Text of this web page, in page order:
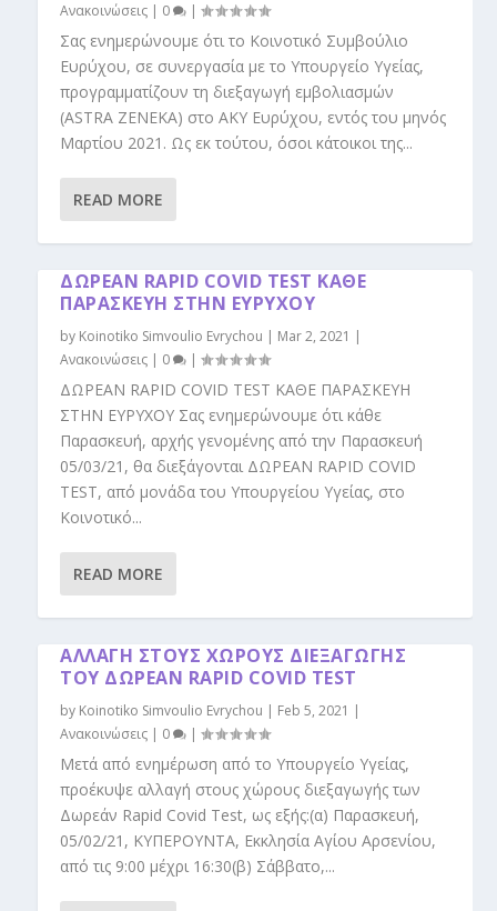
Ανακοινώσεις | 0 |
Σας ενημερώνουμε ότι το Κοινοτικό Συμβούλιο
Ευρύχου, σε συνεργασία με το Υπουργείο Υγείας,
προγραμματίζουν τη διεξαγωγή εμβολιασμών
(ASTRA ZENEKA) στο ΑΚΥ Ευρύχου, εντός του μηνός
Μαρτίου 2021. Ως εκ τούτου, όσοι κάτοικοι της...
READ MORE
ΔΩΡΕΑΝ RAPID COVID TEST ΚΑΘΕ
ΠΑΡΑΣΚΕΥΗ ΣΤΗΝ ΕΥΡΥΧΟΥ
by Koinotiko Simvoulio Evrychou | Mar 2, 2021 |
Ανακοινώσεις | 0 |
ΔΩΡΕΑΝ RAPID COVID TEST ΚΑΘΕ ΠΑΡΑΣΚΕΥΗ
ΣΤΗΝ ΕΥΡΥΧΟΥ Σας ενημερώνουμε ότι κάθε
Παρασκευή, αρχής γενομένης από την Παρασκευή
05/03/21, θα διεξάγονται ΔΩΡΕΑΝ RAPID COVID
TEST, από μονάδα του Υπουργείου Υγείας, στο
Κοινοτικό...
READ MORE
ΑΛΛΑΓΗ ΣΤΟΥΣ ΧΩΡΟΥΣ ΔΙΕΞΑΓΩΓΗΣ
ΤΟΥ ΔΩΡΕΑΝ RAPID COVID TEST
by Koinotiko Simvoulio Evrychou | Feb 5, 2021 |
Ανακοινώσεις | 0 |
Μετά από ενημέρωση από το Υπουργείο Υγείας,
προέκυψε αλλαγή στους χώρους διεξαγωγής των
Δωρεάν Rapid Covid Test, ως εξής:(α) Παρασκευή,
05/02/21, ΚΥΠΕΡΟΥΝΤΑ, Εκκλησία Αγίου Αρσενίου,
από τις 9:00 μέχρι 16:30(β) Σάββατο,...